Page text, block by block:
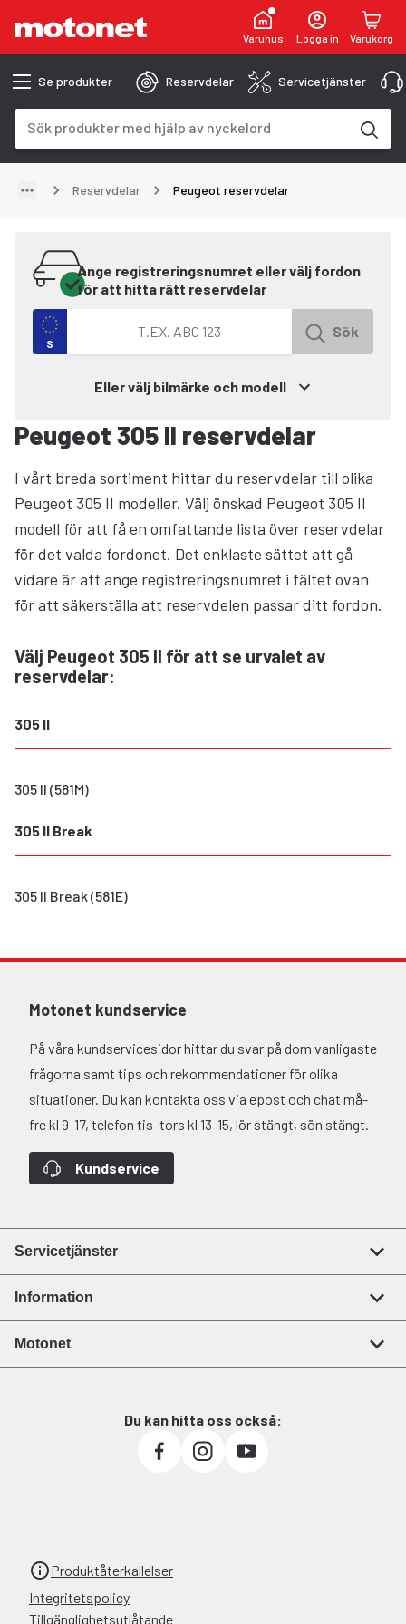
Varuhus Logga in Varukorg
Se produkter Reservdelar Servicetjänster
Reservdelar Peugeot reservdelar
Ange registreringsnumret eller välj fordon
för att hitta rätt reservdelar
S
Sök efter fordon med registreringsnummer
Sök
Eller välj bilmärke och modell
Peugeot 305 II reservdelar
I vårt breda sortiment hittar du reservdelar till olika
Peugeot 305 II modeller. Välj önskad Peugeot 305 II
modell för att få en omfattande lista över reservdelar
för det valda fordonet. Det enklaste sättet att gå
vidare är att ange registreringsnumret i fältet ovan
för att säkerställa att reservdelen passar ditt fordon.
Välj Peugeot 305 II för att se urvalet av
reservdelar:
305 II
305 II (581M)
305 II Break
305 II Break (581E)
Motonet kundservice
På våra kundservicesidor hittar du svar på dom vanligaste
frågorna samt tips och rekommendationer för olika
situationer. Du kan kontakta oss via epost och chat må-
fre kl 9-17, telefon tis–tors kl 13-15, lör stängt, sön stängt.
Kundservice
Servicetjänster
Information
Motonet
Du kan hitta oss också:
Produktåterkallelser
Integritetspolicy
Tillgänglighetsutlåtande